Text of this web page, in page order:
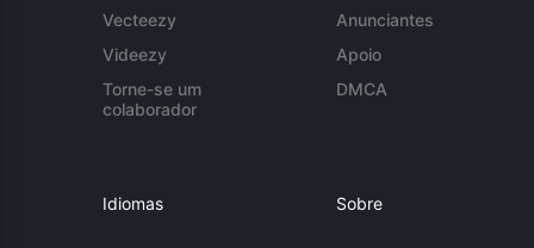
Vecteezy
Videezy
Torne-se um
colaborador
Anunciantes
Apoio
DMCA
Idiomas Sobre